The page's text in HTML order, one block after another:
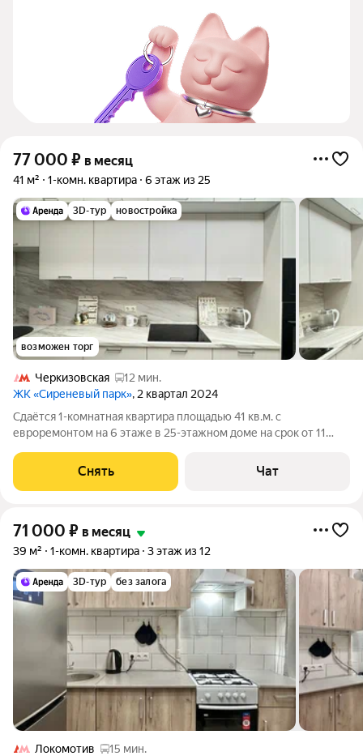
77 000 ₽ в месяц
41 м² 1-комн. квартира 6 этаж из 25
3D-тур новостройка
возможен торг
Черкизовская
12 мин.
ЖК «Сиреневый парк», 2 квартал 2024
Сдаётся 1-комнатная квартира площадью 41 кв.м. с
евроремонтом на 6 этаже в 25-этажном доме на срок от 11
Стиральная машина Холодильник Посудомоечная машина
Кондиционер Микроволновка Дом -
Снять Чат
71 000 ₽ в месяц
39 м² 1-комн. квартира 3 этаж из 12
3D-тур без залога
Локомотив
15 мин.